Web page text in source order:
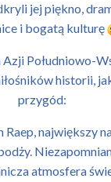
jej piękno,
i bogatą kulturę
Azji Południowo-
historii,
przygód:
największy
atmosfera